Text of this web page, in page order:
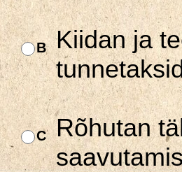
B
Kiidan ja
C
Rõhutan